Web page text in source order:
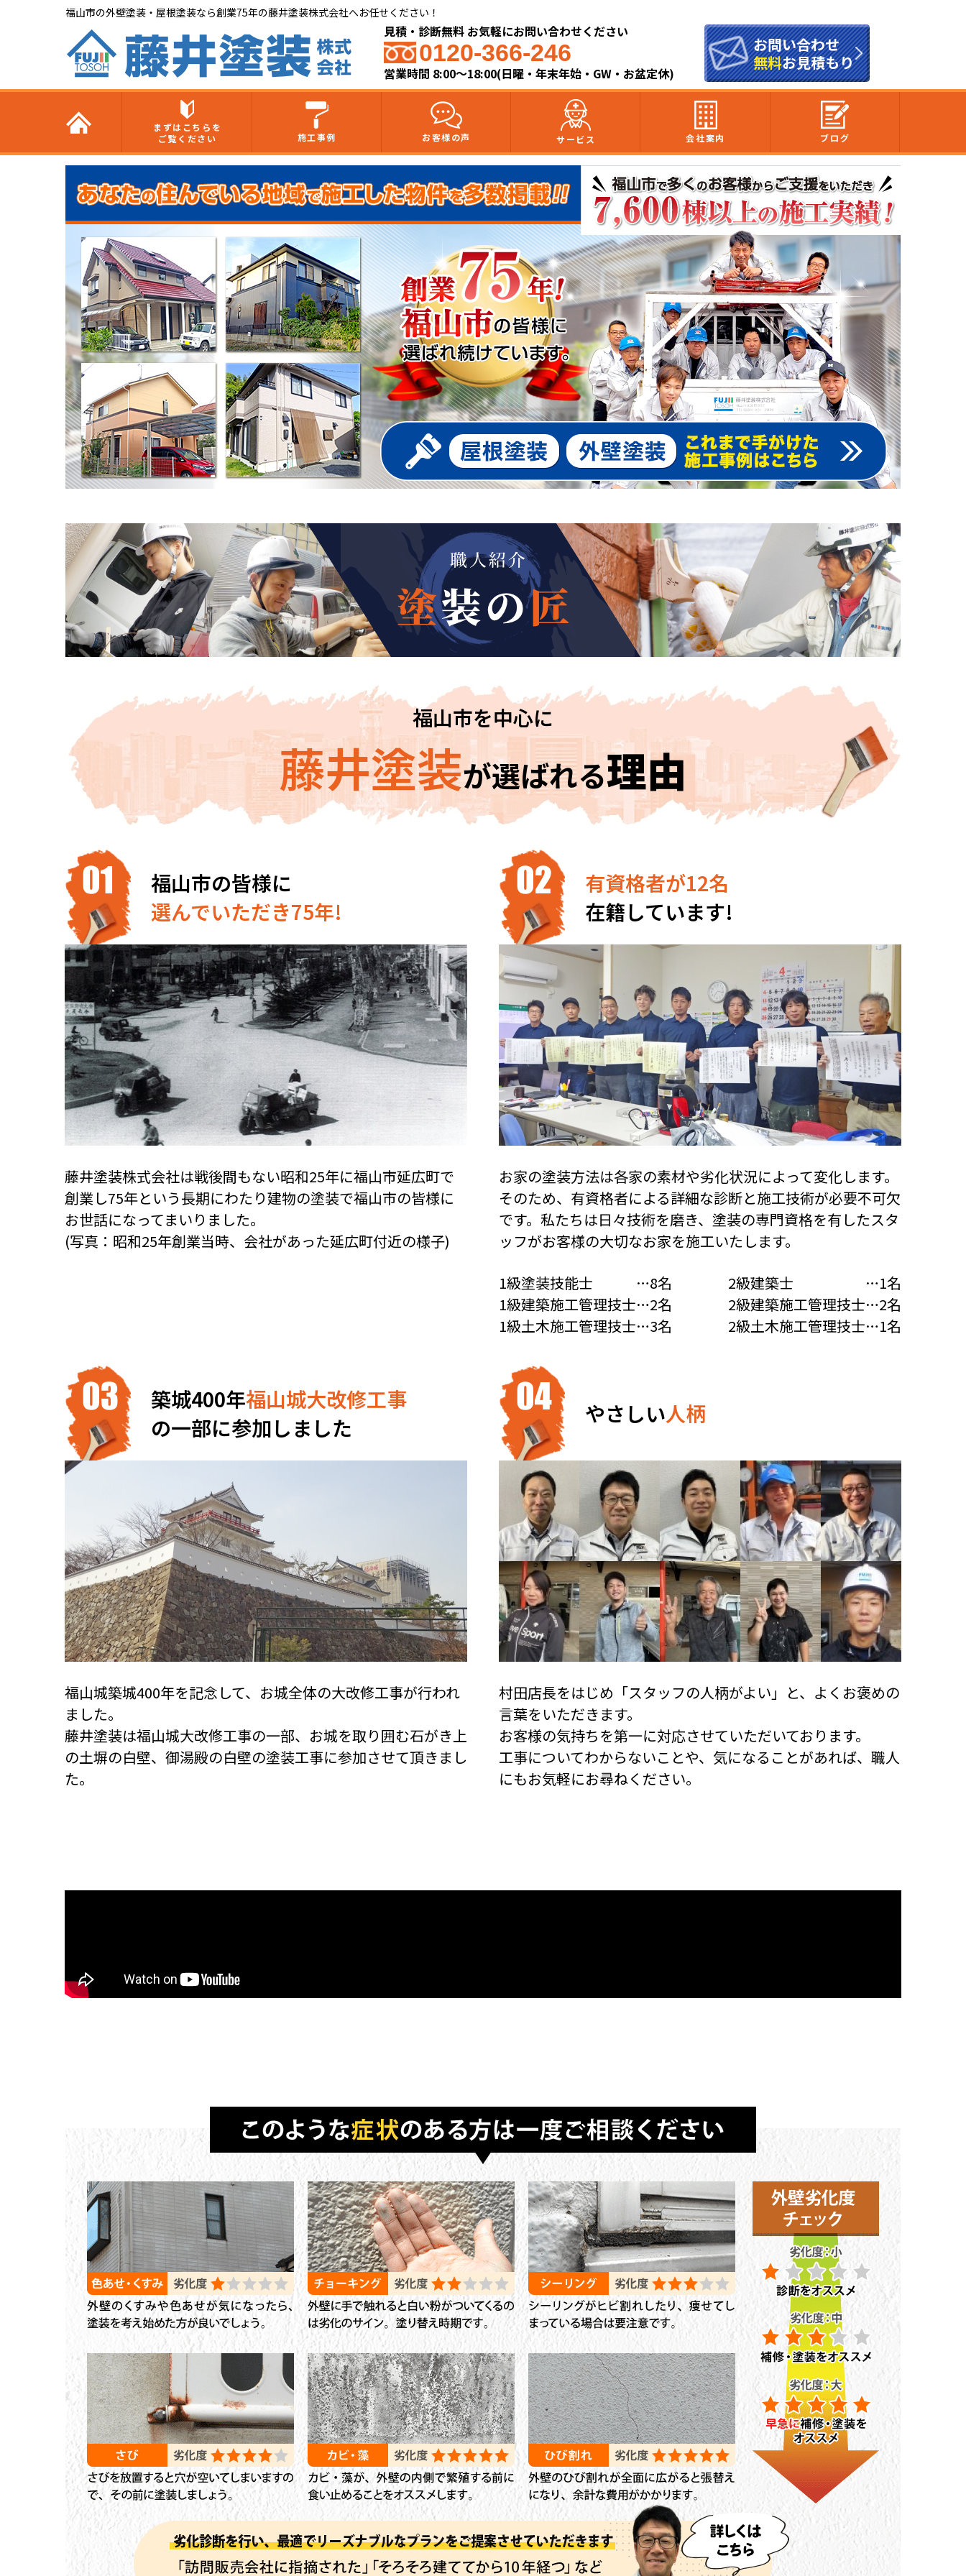
福山市の外壁塗装・屋根塗装なら創業75年の藤井塗装株式会社へお任せください！
見積・診断無料 お気軽にお問い合わせください
0120-366-246
営業時間 8:00～18:00(日曜・年末年始・GW・お盆定休)
お問い合わせ
無料お見積もり
まずはこちらを
ご覧ください
施工事例 お客様の声 サービス 会社案内 ブログ
福山市を中心に
藤井塗装が選ばれる理由
福山市の皆様に
選んでいただき75年!
藤井塗装株式会社は戦後間もない昭和25年に福山市延広町で
創業し75年という長期にわたり建物の塗装で福山市の皆様に
お世話になってまいりました。
(写真：昭和25年創業当時、会社があった延広町付近の様子)
有資格者が12名
在籍しています!
お家の塗装方法は各家の素材や劣化状況によって変化します。
そのため、有資格者による詳細な診断と施工技術が必要不可欠
です。私たちは日々技術を磨き、塗装の専門資格を有したスタ
ッフがお客様の大切なお家を施工いたします。
1級塗装技能士
1級建築施工管理技士
1級土木施工管理技士
…8名
…2名
…3名
2級建築士
2級建築施工管理技士
2級土木施工管理技士
…1名
…2名
…1名
築城400年福山城大改修工事
の一部に参加しました
福山城築城400年を記念して、お城全体の大改修工事が行われ
ました。
藤井塗装は福山城大改修工事の一部、お城を取り囲む石がき上
の土塀の白壁、御湯殿の白壁の塗装工事に参加させて頂きまし
た。
やさしい人柄
村田店長をはじめ「スタッフの人柄がよい」と、よくお褒めの
言葉をいただきます。
お客様の気持ちを第一に対応させていただいております。
工事についてわからないことや、気になることがあれば、職人
にもお気軽にお尋ねください。